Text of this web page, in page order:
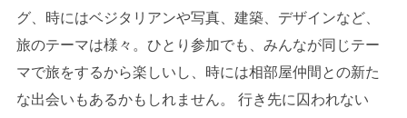
グ、時にはベジタリアンや写真、建築、デザインなど、
旅のテーマは様々。ひとり参加でも、みんなが同じテー
マで旅をするから楽しいし、時には相部屋仲間との新た
な出会いもあるかもしれません。 行き先に囚われない